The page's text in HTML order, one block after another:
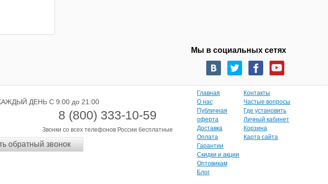
Мы в социальных сетях
ДЕНЬ С 9:00 до 21:00
8 (800) 333-10-59
Звонки со всех телефонов России бесплатные
обратный звонок
Главная
О нас
Публичная
оферта
Доставка
Оплата
Гарантии
Скидки и акции
Оптовикам
Блог
Контакты
Частые вопросы
Где установить
Личный кабинет
Корзина
Карта сайта